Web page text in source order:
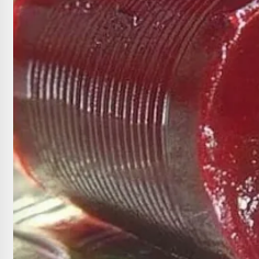
vingança motivada por
ingeriu parte do preparo.
Investigação em
O corpo foi encontrado
confirmando a barbárie
digerir essa notícia